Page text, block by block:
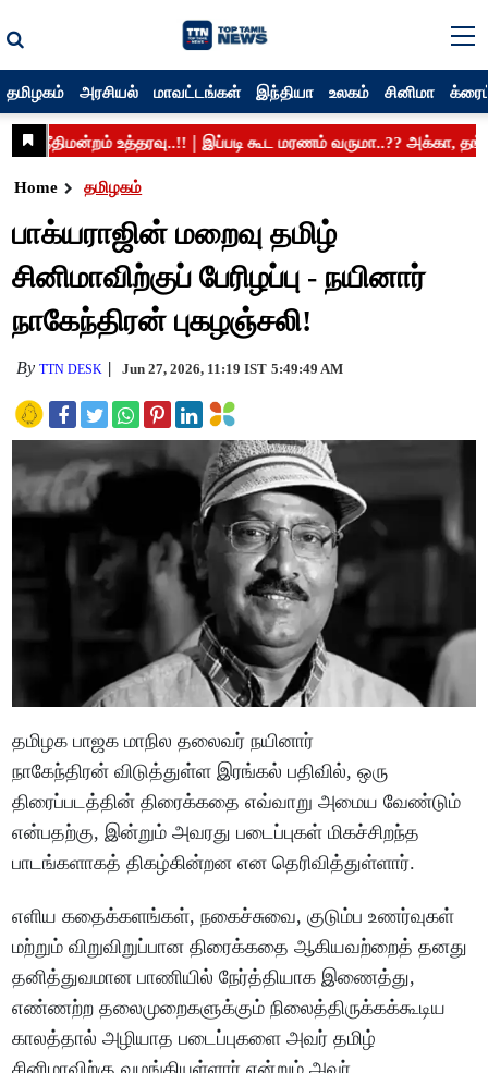
தமிழகம் அரசியல் மாவட்டங்கள் இந்தியா உலகம் சினிமா
Home தமிழகம்
பாக்யராஜின் மறைவு தமிழ்
சினிமாவிற்குப் பேரிழப்பு - நயினார்
நாகேந்திரன் புகழஞ்சலி!
ByTTN DESK Jun 27, 2026, 11:19 IST 5:49:49 AM
தமிழக பாஜக மாநில தலைவர் நயினார்
நாகேந்திரன் விடுத்துள்ள இரங்கல் பதிவில், ஒரு
திரைப்படத்தின் திரைக்கதை எவ்வாறு அமைய வேண்டும்
என்பதற்கு, இன்றும் அவரது படைப்புகள் மிகச்சிறந்த
பாடங்களாகத் திகழ்கின்றன என தெரிவித்துள்ளார்.
எளிய கதைக்களங்கள், நகைச்சுவை, குடும்ப உணர்வுகள்
மற்றும் விறுவிறுப்பான திரைக்கதை ஆகியவற்றைத் தனது
தனித்துவமான பாணியில் நேர்த்தியாக இணைத்து,
எண்ணற்ற தலைமுறைகளுக்கும் நிலைத்திருக்கக்கூடிய
காலத்தால் அழியாத படைப்புகளை அவர் தமிழ்
சினிமாவிற்கு வழங்கியுள்ளார் என்றும் அவர்